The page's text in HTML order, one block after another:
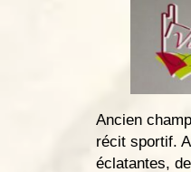
Ancien
récit sportif.
éclatantes,